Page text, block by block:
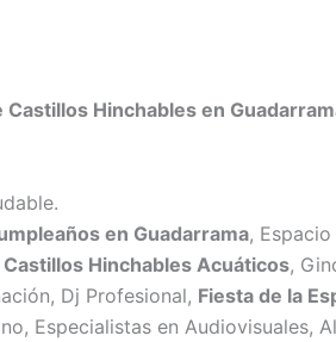
Castillos Hinchables en
en Guadarrama,
Castillos Hinchables Acuáticos,
Dj Profesional, Fiesta de la
Especialistas en Audiovisuales,